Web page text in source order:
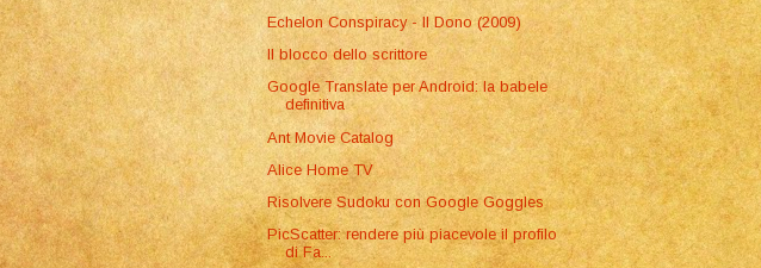
Echelon Conspiracy - Il Dono (2009)
Il blocco dello scrittore
Google Translate per Android: la babele
definitiva
Ant Movie Catalog
Alice Home TV
Risolvere Sudoku con Google Goggles
PicScatter: rendere più piacevole il profilo
di Fa...